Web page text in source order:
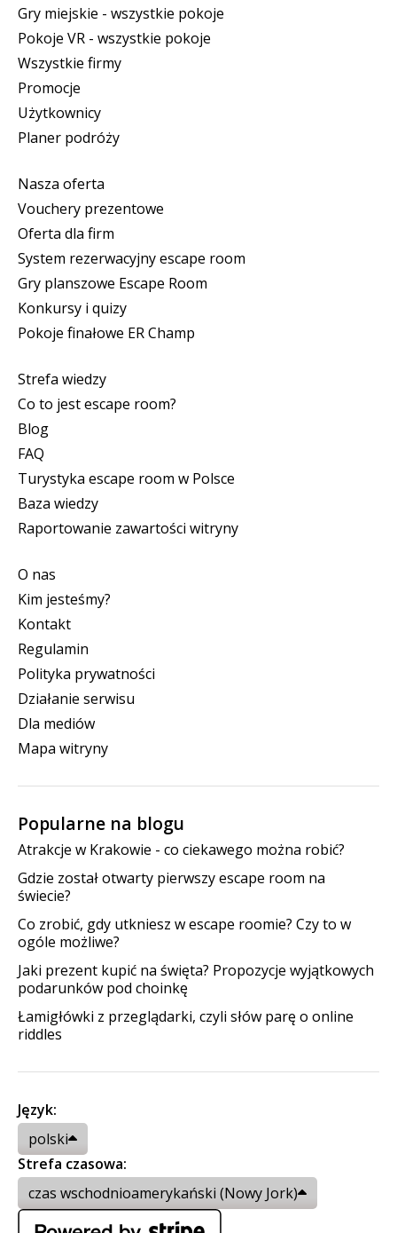
Gry miejskie - wszystkie pokoje
Pokoje VR - wszystkie pokoje
Wszystkie firmy
Promocje
Użytkownicy
Planer podróży
Nasza oferta
Vouchery prezentowe
Oferta dla firm
System rezerwacyjny escape room
Gry planszowe Escape Room
Konkursy i quizy
Pokoje finałowe ER Champ
Strefa wiedzy
Co to jest escape room?
Blog
FAQ
Turystyka escape room w Polsce
Baza wiedzy
Raportowanie zawartości witryny
O nas
Kim jesteśmy?
Kontakt
Regulamin
Polityka prywatności
Działanie serwisu
Dla mediów
Mapa witryny
Popularne na blogu
Atrakcje w Krakowie - co ciekawego można robić?
Gdzie został otwarty pierwszy escape room na
świecie?
Co zrobić, gdy utkniesz w escape roomie? Czy to w
ogóle możliwe?
Jaki prezent kupić na święta? Propozycje wyjątkowych
podarunków pod choinkę
Łamigłówki z przeglądarki, czyli słów parę o online
riddles
Język:
polski
Strefa czasowa:
czas wschodnioamerykański (Nowy Jork)